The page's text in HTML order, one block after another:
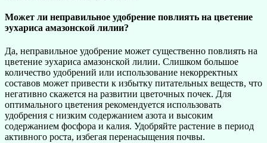
Может ли неправильное удобрение повлиять на цветение
эухариса амазонской лилии?
Да, неправильное удобрение может существенно повлиять на
цветение эухариса амазонской лилии. Слишком большое
количество удобрений или использование некорректных
составов может привести к избытку питательных веществ, что
негативно скажется на развитии цветочных почек. Для
оптимального цветения рекомендуется использовать
удобрения с низким содержанием азота и высоким
содержанием фосфора и калия. Удобряйте растение в период
активного роста, избегая перенасыщения почвы.